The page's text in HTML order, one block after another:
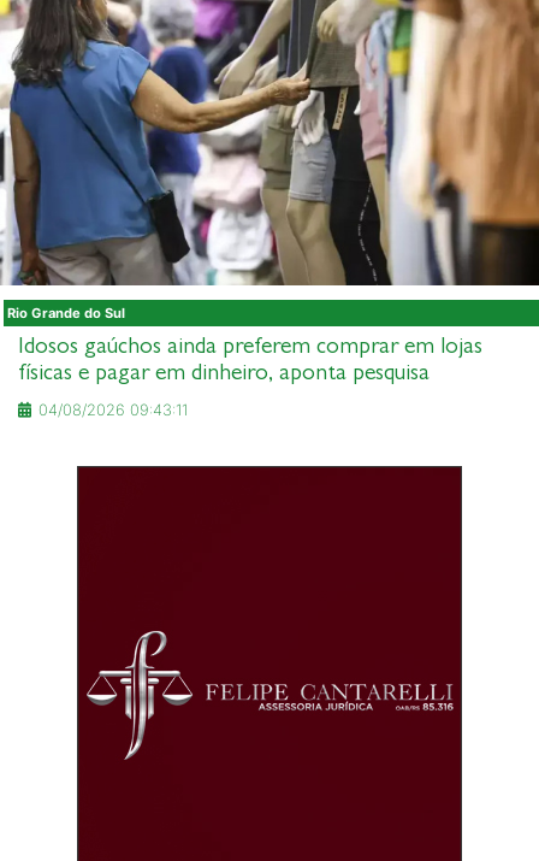
Rio Grande do Sul
Idosos gaúchos ainda preferem comprar em lojas
físicas e pagar em dinheiro, aponta pesquisa
04/08/2026 09:43:11